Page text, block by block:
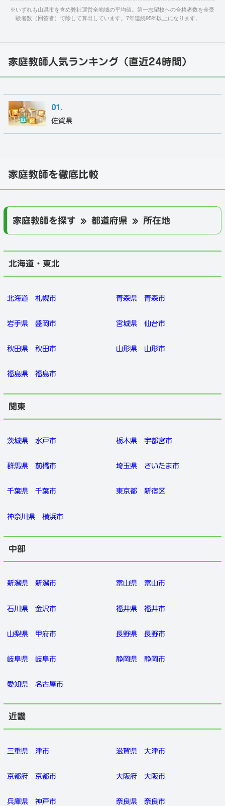
※いずれも山県市を含め弊社運営全地域の平均値。第一志望校への合格者数を全受
験者数（回答者）で除して算出しています。7年連続95%以上になります。
家庭教師人気ランキング（直近24時間）
佐賀県
家庭教師を徹底比較
家庭教師を探す » 都道府県 » 所在地
北海道・東北
北海道 札幌市 青森県 青森市
岩手県 盛岡市 宮城県 仙台市
秋田県 秋田市 山形県 山形市
福島県 福島市
関東
茨城県 水戸市 栃木県 宇都宮市
群馬県 前橋市 埼玉県 さいたま市
千葉県 千葉市 東京都 新宿区
神奈川県 横浜市
中部
新潟県 新潟市 富山県 富山市
石川県 金沢市 福井県 福井市
山梨県 甲府市 長野県 長野市
岐阜県 岐阜市 静岡県 静岡市
愛知県 名古屋市
近畿
三重県 津市 滋賀県 大津市
京都府 京都市 大阪府 大阪市
兵庫県 神戸市 奈良県 奈良市